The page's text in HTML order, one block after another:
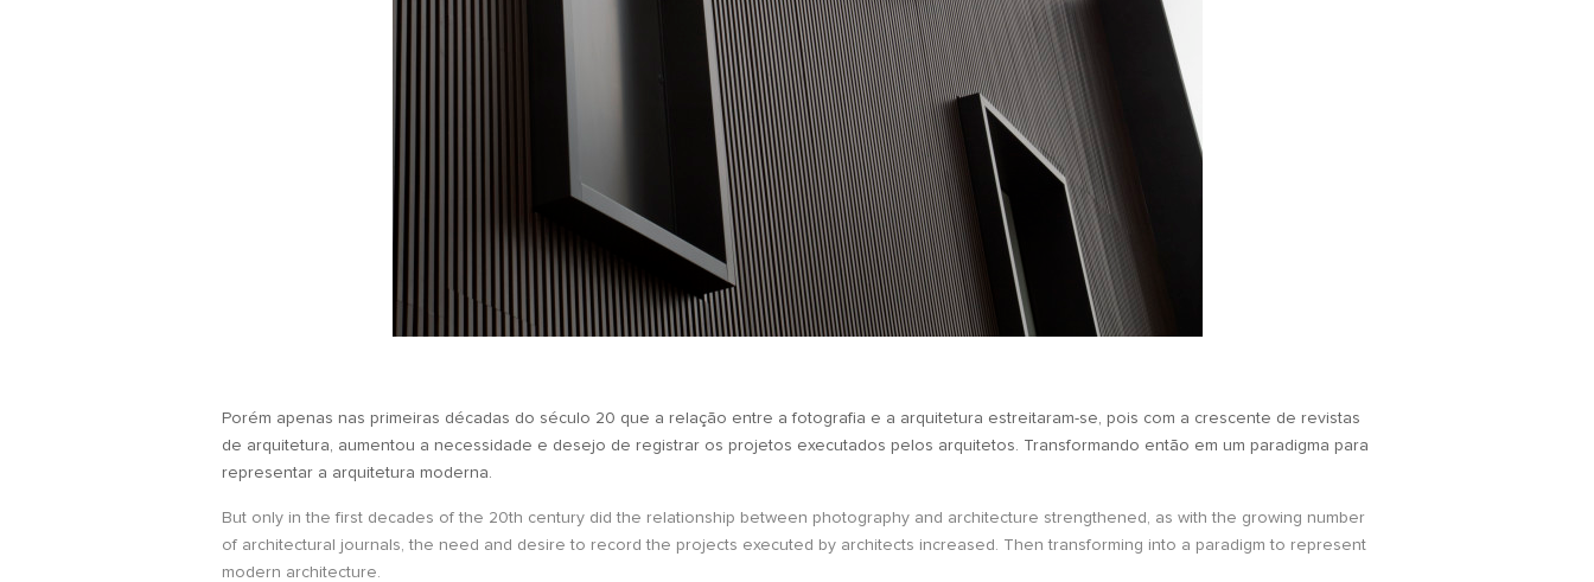
Porém apenas nas primeiras décadas do século 20 que a relação entre a fotografia e a arquitetura estreitaram-se, pois com a crescente de revistas
de arquitetura, aumentou a necessidade e desejo de registrar os projetos executados pelos arquitetos. Transformando então em um paradigma para
representar a arquitetura moderna.
But only in the first decades of the 20th century did the relationship between photography and architecture strengthened, as with the growing number
of architectural journals, the need and desire to record the projects executed by architects increased. Then transforming into a paradigm to represent
modern architecture.